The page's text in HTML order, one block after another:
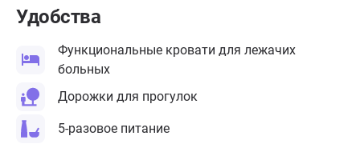
Удобства
Функциональные кровати для лежачих
больных
Дорожки для прогулок
5-разовое питание